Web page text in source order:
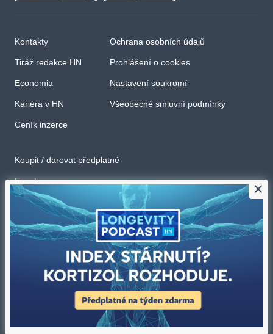
Kontakty
Tiráž redakce HN
Economia
Kariéra v HN
Ceník inzerce
Ochrana osobních údajů
Prohlášení o cookies
Nastavení soukromí
Všeobecné smluvní podmínky
Koupit / darovat předplatné
Eventy
Newslettery
RSS kanály
Autorská práva vykonává vydavatel. Bez písemného svolení vydavatele je
zakázáno jakékoli užití částí nebo celku díla, zejména rozmnožování a
šíření jakýmkoli způsobem, mechanickým nebo elektronickým, v českém
nebo jiném jazyce. Bez souhlasu vydavatele je zakázáno též
rozmnožování obsahu pro účely automatizované analýzy textů nebo dat
podle ustanovení § 39c autorského zákona.
×